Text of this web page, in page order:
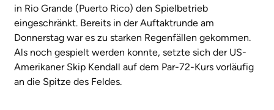
in Rio Grande (Puerto Rico) den Spielbetrieb
eingeschränkt. Bereits in der Auftaktrunde am
Donnerstag war es zu starken Regenfällen gekommen.
Als noch gespielt werden konnte, setzte sich der US-
Amerikaner Skip Kendall auf dem Par-72-Kurs vorläufig
an die Spitze des Feldes.